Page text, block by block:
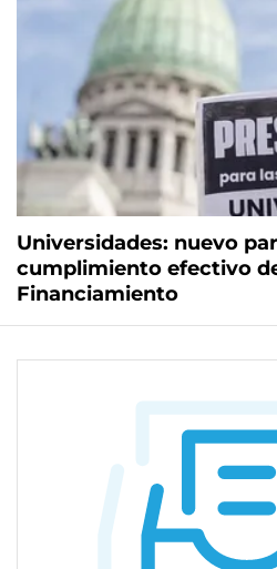
Universidades: nuevo
cumplimiento efectivo
Financiamiento